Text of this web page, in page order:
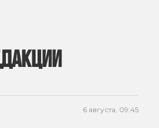
6 августа, 09:45